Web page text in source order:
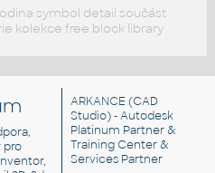
symbol detail součást
kolekce free block library
pro
ARKANCE (CAD
Studio) - Autodesk
Platinum Partner &
Training Center &
Services Partner